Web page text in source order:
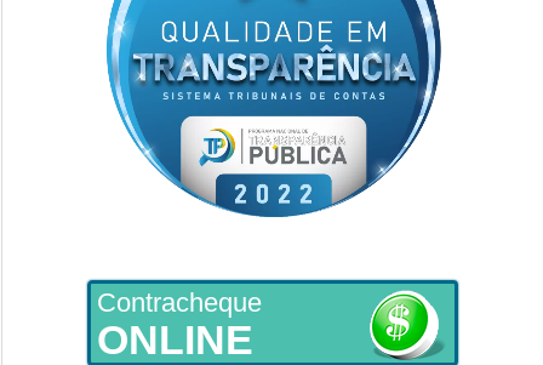
Contracheque
ONLINE